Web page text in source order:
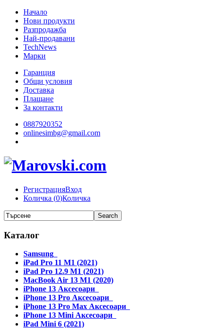
Начало
Нови продукти
Разпродажба
Най-продавани
TechNews
Марки
Гаранция
Общи условия
Доставка
Плащане
За контакти
0887920352
onlinesimbg@gmail.com
РегистрацияВход
Количка (0)Количка
Каталог
Samsung
iPad Pro 11 M1 (2021)
iPad Pro 12.9 M1 (2021)
MacBook Air 13 M1 (2020)
iPhone 13 Аксесоари
iPhone 13 Pro Аксесоари
iPhone 13 Pro Max Аксесоари
iPhone 13 Mini Аксесоари
iPad Mini 6 (2021)